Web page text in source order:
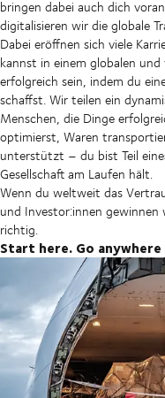
bringen dabei auch dich
digitalisieren wir die globale
Dabei eröffnen sich viele
kannst in einem globalen
erfolgreich sein, indem du
schaffst. Wir teilen ein
Menschen, die Dinge
optimierst, Waren
unterstützt – du bist Teil
Gesellschaft am Laufen hält.
Wenn du weltweit das
und Investor:innen
richtig.
Start here. Go anywhere